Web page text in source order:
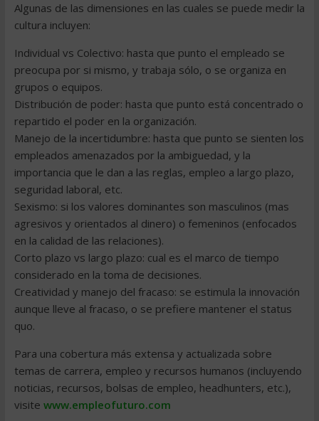
Algunas de las dimensiones en las cuales se puede medir la
cultura incluyen:
Individual vs Colectivo: hasta que punto el empleado se
preocupa por si mismo, y trabaja sólo, o se organiza en
grupos o equipos.
Distribución de poder: hasta que punto está concentrado o
repartido el poder en la organización.
Manejo de la incertidumbre: hasta que punto se sienten los
empleados amenazados por la ambiguedad, y la
importancia que le dan a las reglas, empleo a largo plazo,
seguridad laboral, etc.
Sexismo: si los valores dominantes son masculinos (mas
agresivos y orientados al dinero) o femeninos (enfocados
en la calidad de las relaciones).
Corto plazo vs largo plazo: cual es el marco de tiempo
considerado en la toma de decisiones.
Creatividad y manejo del fracaso: se estimula la innovación
aunque lleve al fracaso, o se prefiere mantener el status
quo.
Para una cobertura más extensa y actualizada sobre
temas de carrera, empleo y recursos humanos (incluyendo
noticias, recursos, bolsas de empleo, headhunters, etc.),
visite www.empleofuturo.com